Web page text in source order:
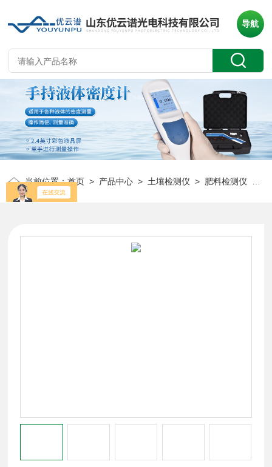
导航
当前位置：首页 > 产品中心 >土壤检测仪 > 肥料检测仪